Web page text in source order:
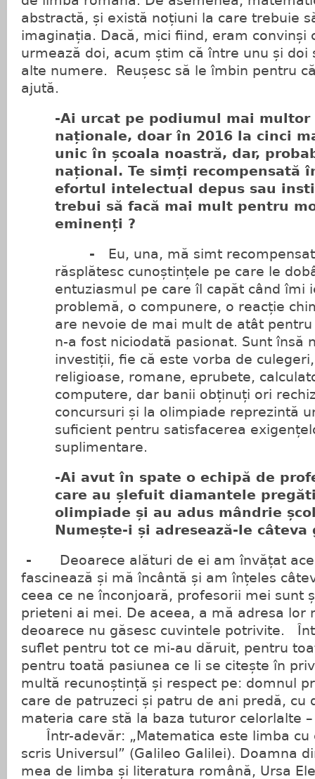
abstractă, și există noțiuni la care trebuie
imaginația. Dacă, mici fiind, eram convinși
urmează doi, acum știm că între unu și
alte numere. Reușesc să le îmbin pentru
ajută.
-Ai urcat pe podiumul mai multor
naționale, doar în 2016 la cinci
unic în școala noastră, dar,
național. Te simți recompensată
efortul intelectual depus sau
trebui să facă mai mult pentru
eminenți ?
-
Eu, una, mă simt
răsplătesc cunoștințele pe care le
entuziasmul pe care îl capăt când îmi
problemă, o compunere, o reacție
are nevoie de mai mult de atât
n-a fost niciodată pasionat. Sunt însă
investiții, fie că este vorba de
religioase, romane, eprubete,
computere, dar banii obținuți ori
concursuri și la olimpiade reprezintă
suficient pentru satisfacerea
suplimentare.
-Ai avut în spate o echipă de
care au șlefuit diamantele
olimpiade și au adus mândrie
Numește-i și adresează-le câteva
-
Deoarece alături de ei am învățat
fascinează și mă încântă și am înțeles
ceea ce ne înconjoară, profesorii mei sunt
prieteni ai mei. De aceea, a mă adresa lor
deoarece nu găsesc cuvintele potrivite.
suflet pentru tot ce mi-au dăruit, pentru
pentru toată pasiunea ce li se citește în
multă recunoștință și respect pe: domnul
care de patruzeci și patru de ani predă, cu
materia care stă la baza tuturor
Într-adevăr: „Matematica este limba cu
scris Universul” (Galileo Galilei). Doamna
mea de limba și literatura română, Ursa